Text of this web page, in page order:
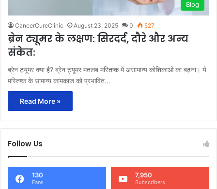
Blog
CancerCureClinic August 23, 2025 0 527
ब्रेन ट्यूमर के लक्षण: सिरदर्द, दौरे और अन्य
संकेत:
ब्रेन ट्यूमर क्या है? ब्रेन ट्यूमर मतलब मस्तिष्क में असामान्य कोशिकाओं का बढ़ना। ये
मस्तिष्क के सामान्य कामकाज को प्रभावित…
Read More »
Follow Us
130
Fans
7,950
Subscribers